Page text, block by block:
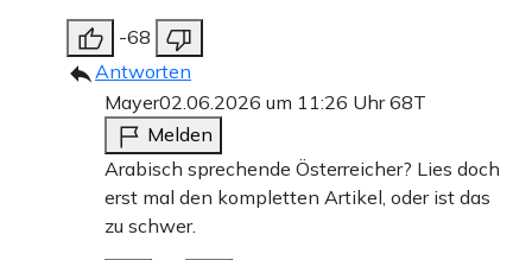
-68
Antworten
Mayer02.06.2026 um 11:26 Uhr68T
Melden
Arabisch sprechende Österreicher? Lies doch
erst mal den kompletten Artikel, oder ist das
zu schwer.